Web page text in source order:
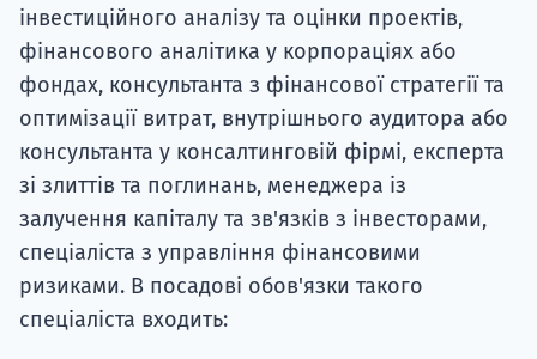
інвестиційного аналізу та оцінки проектів,
фінансового аналітика у корпораціях або
фондах, консультанта з фінансової стратегії та
оптимізації витрат, внутрішнього аудитора або
консультанта у консалтинговій фірмі, експерта
зі злиттів та поглинань, менеджера із
залучення капіталу та зв'язків з інвесторами,
спеціаліста з управління фінансовими
ризиками. В посадові обов'язки такого
спеціаліста входить: